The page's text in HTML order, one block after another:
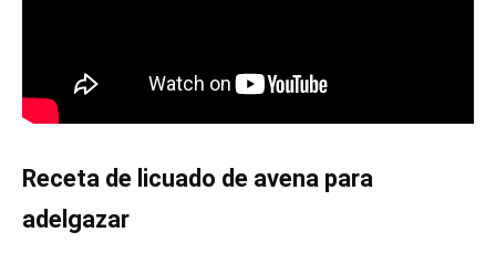
Receta de licuado de avena para
adelgazar